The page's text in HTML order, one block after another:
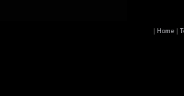
Home|